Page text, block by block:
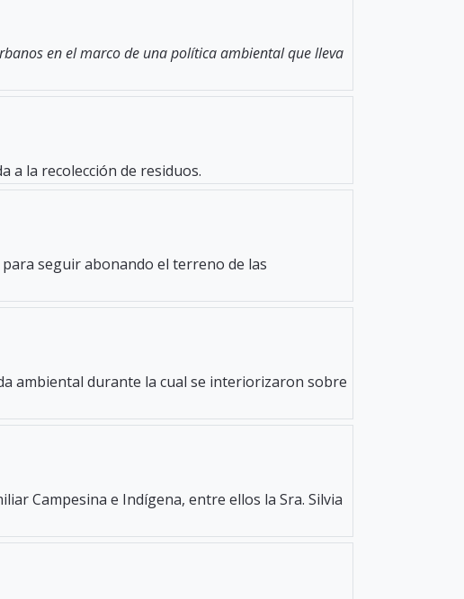
en el marco de una política ambiental que lleva
a la recolección de residuos.
seguir abonando el terreno de las
ambiental durante la cual se interiorizaron sobre
Campesina e Indígena, entre ellos la Sra. Silvia